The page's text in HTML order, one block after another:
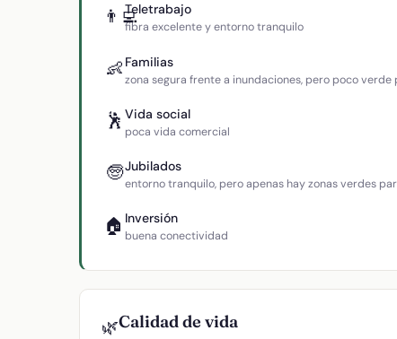
👨‍💻Teletrabajo
fibra excelente y entorno tranquilo
👶 Familias
zona segura frente a inundaciones, pero poco verde
🕺 Vida social
poca vida comercial
🧓Jubilados
entorno tranquilo, pero apenas hay zonas verdes
🏠 Inversión
buena conectividad
🌿Calidad de vida